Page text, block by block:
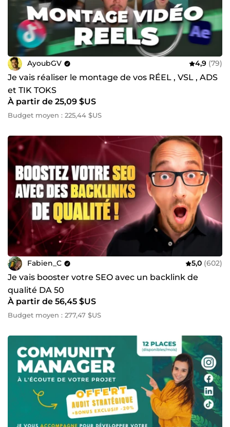
AyoubGV 4,9 (79)
Je vais réaliser le montage de vos RÉEL , VSL , ADS
et TIK TOKS
À partir de 25,09 $US
Budget moyen : 225,44 $US
Fabien_C 5,0 (602)
Je vais booster votre SEO avec un backlink de
qualité DA 50
À partir de 56,45 $US
Budget moyen : 277,47 $US